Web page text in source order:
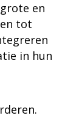
en
tot
in hun